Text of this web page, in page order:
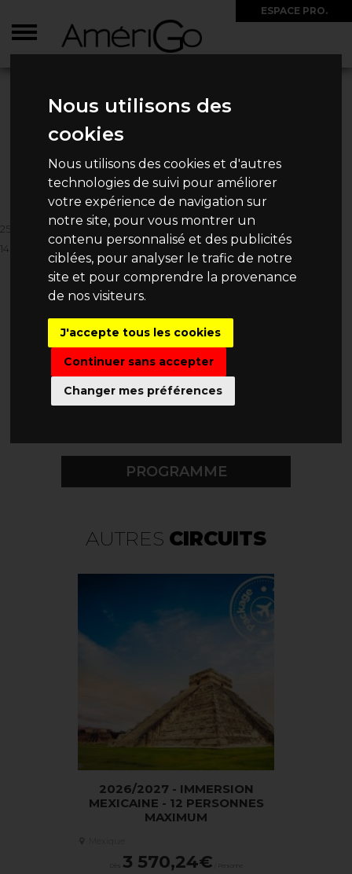
Nous utilisons des
cookies
Nous utilisons des cookies et d'autres
technologies de suivi pour améliorer
votre expérience de navigation sur
notre site, pour vous montrer un
contenu personnalisé et des publicités
ciblées, pour analyser le trafic de notre
site et pour comprendre la provenance
de nos visiteurs.
J'accepte tous les cookies
Continuer sans accepter
Changer mes préférences
ESPACE PRO.
2025/2026 - CIRCUIT
EXTENSION BALNÉAIRE - VOLS
FLEXI
25 PERSONNES MAXIMUM
14 JOURS / 12 NUITS
Dès3 390€/ Personne
CHOISISSEZ VOTRE
DATE DE DÉPART
PROGRAMME
AUTRES CIRCUITS
2026/2027 - IMMERSION
MEXICAINE - 12 PERSONNES
MAXIMUM
3 570,24€